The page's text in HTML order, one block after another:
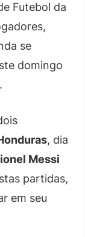
Futebol da
se
domingo
, dia
Messi
partidas,
em seu